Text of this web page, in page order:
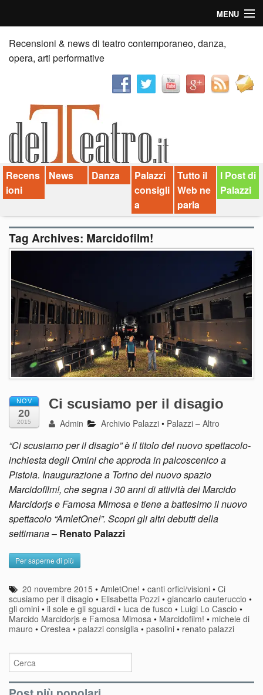
MENU
Home
Recensioni
News
Palazzi consiglia
Video
Chi siamo
Contatti
Recensioni & news di teatro contemporaneo, danza,
opera, arti performative
Recens
ioni
News Danza
Palazzi
consigli
a
Tutto il
Web ne
parla
I Post di
Palazzi
Tag Archives: Marcidofilm!
NOV
20
2015
Ci scusiamo per il disagio
Admin Archivio Palazzi • Palazzi – Altro
“Ci scusiamo per il disagio” è il titolo del nuovo spettacolo-
inchiesta degli Omini che approda in palcoscenico a
Pistoia. Inaugurazione a Torino del nuovo spazio
Marcidofilm!, che segna i 30 anni di attività dei Marcido
Marcidorjs e Famosa Mimosa e tiene a battesimo il nuovo
spettacolo “AmletOne!”. Scopri gli altri debutti della
settimana– Renato Palazzi
Per saperne di più
20 novembre 2015 •AmletOne! •canti orfici/visioni •Ci
scusiamo per il disagio • Elisabetta Pozzi • giancarlo cauteruccio •
gli omini • il sole e gli sguardi • luca de fusco • Luigi Lo Cascio •
Marcido Marcidorjs e Famosa Mimosa • Marcidofilm! • michele di
mauro • Orestea • palazzi consiglia • pasolini • renato palazzi